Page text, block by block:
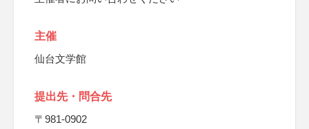
主催
仙台文学館
提出先・問合先
〒981-0902